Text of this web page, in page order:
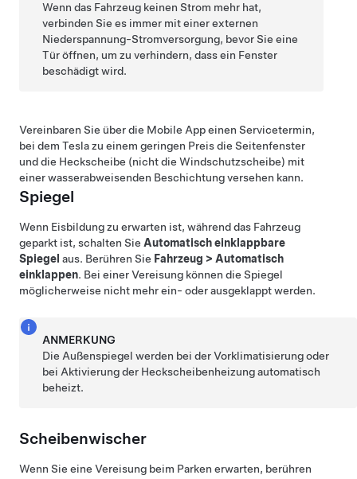
Wenn das Fahrzeug keinen Strom mehr hat,
verbinden Sie es immer mit einer externen
Niederspannung-Stromversorgung, bevor Sie eine
Tür öffnen, um zu verhindern, dass ein Fenster
beschädigt wird.
Vereinbaren Sie über die Mobile App einen Servicetermin,
bei dem Tesla zu einem geringen Preis die Seitenfenster
und die Heckscheibe (nicht die Windschutzscheibe) mit
einer wasserabweisenden Beschichtung versehen kann.
Spiegel
Wenn Eisbildung zu erwarten ist, während das Fahrzeug
geparkt ist, schalten Sie Automatisch einklappbare
Spiegel aus. Berühren Sie Fahrzeug > Automatisch
einklappen. Bei einer Vereisung können die Spiegel
möglicherweise nicht mehr ein- oder ausgeklappt werden.
ANMERKUNG
Die Außenspiegel werden bei der Vorklimatisierung oder
bei Aktivierung der Heckscheibenheizung automatisch
beheizt.
Scheibenwischer
Wenn Sie eine Vereisung beim Parken erwarten, berühren